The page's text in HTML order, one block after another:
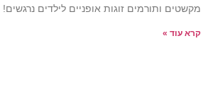
מקשטים ותורמים זוגות אופניים לילדים נרגשים!
קרא עוד »